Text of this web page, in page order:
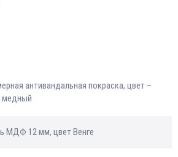
антивандальная покраска, цвет –
медный
МДФ 12 мм, цвет Венге